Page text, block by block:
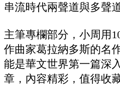
串流時代兩聲道與多聲
主筆專欄部分，小周用
作曲家葛拉納多斯的名
能是華文世界第一篇深
章，內容精彩，值得收藏